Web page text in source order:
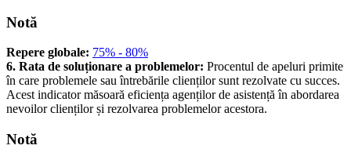
Notă
Repere globale: 75% - 80%
6. Rata de soluționare a problemelor: Procentul de apeluri primite
în care problemele sau întrebările clienților sunt rezolvate cu succes.
Acest indicator măsoară eficiența agenților de asistență în abordarea
nevoilor clienților și rezolvarea problemelor acestora.
Notă